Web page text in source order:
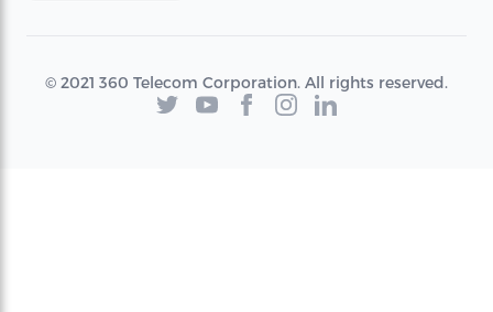
© 2021 360 Telecom Corporation. All rights reserved.